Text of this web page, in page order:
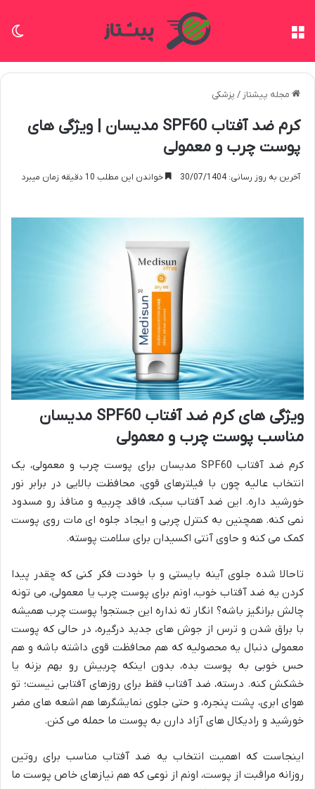
مجله پیشتاز / پزشکی
کرم ضد آفتاب SPF60 مدیسان | ویژگی های
پوست چرب و معمولی
آخرین به روز رسانی: 30/07/1404 خواندن این مطلب 10 دقیقه زمان میبرد
ویژگی های کرم ضد آفتاب SPF60 مدیسان
مناسب پوست چرب و معمولی
کرم ضد آفتاب SPF60 مدیسان برای پوست چرب و معمولی، یک
انتخاب عالیه چون با فیلترهای قوی، محافظت بالایی در برابر نور
خورشید داره. این ضد آفتاب سبک، فاقد چربیه و منافذ رو مسدود
نمی کنه. همچنین به کنترل چربی و ایجاد جلوه ای مات روی پوست
کمک می کنه و حاوی آنتی اکسیدان برای سلامت پوسته.
تاحالا شده جلوی آینه بایستی و با خودت فکر کنی که چقدر پیدا
کردن یه ضد آفتاب خوب، اونم برای پوست چرب یا معمولی، می تونه
چالش برانگیز باشه؟ انگار ته نداره این جستجو! پوست چرب همیشه
با براق شدن و ترس از جوش های جدید درگیره، در حالی که پوست
معمولی دنبال یه محصولیه که هم محافظت قوی داشته باشه و هم
حس خوبی به پوست بده، بدون اینکه چربیش رو بهم بزنه یا
خشکش کنه. درسته، ضد آفتاب فقط برای روزهای آفتابی نیست؛ تو
هوای ابری، پشت پنجره، و حتی جلوی نمایشگرها هم اشعه های مضر
خورشید و رادیکال های آزاد دارن به پوست ما حمله می کنن.
اینجاست که اهمیت انتخاب یه ضد آفتاب مناسب برای روتین
روزانه مراقبت از پوست، اونم از نوعی که هم نیازهای خاص پوست ما